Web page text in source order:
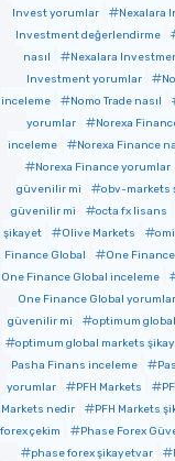
Invest yorumlar
Nexalara
Investment değerlendirme
nasıl
Nexalara
Investment yorumlar
inceleme
Nomo Trade nasıl
yorumlar
Norexa
inceleme
Norexa Finance
Norexa Finance yorumlar
güvenilir mi
obv-markets
güvenilir mi
octa fx lisans
şikayet
Olive Markets
Finance Global
One Finance
One Finance Global inceleme
One Finance Global yorumlar
güvenilir mi
optimum
optimum global markets
Pasha Finans inceleme
yorumlar
PFH Markets
Markets nedir
PFH Markets
forex çekim
Phase Forex
phase forex şikayetvar